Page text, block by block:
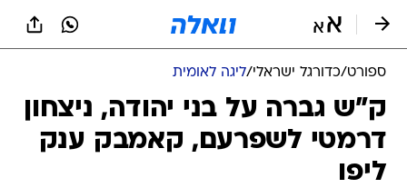
ספורט/כדורגל ישראלי/ליגה לאומית
ק"ש גברה על בני יהודה, ניצחון
דרמטי לשפרעם, קאמבק ענק
ליפו